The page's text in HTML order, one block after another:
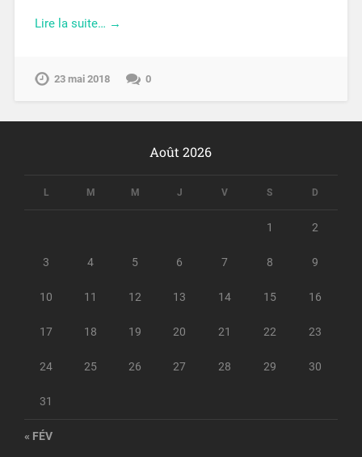
Lire la suite… →
23 mai 2018 0
Août 2026
L M M J V S D
1 2
3 4 5 6 7 8 9
10 11 12 13 14 15 16
17 18 19 20 21 22 23
24 25 26 27 28 29 30
31
« FÉV